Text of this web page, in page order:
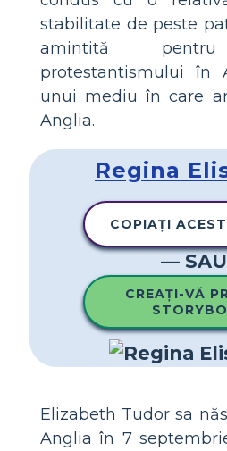
stabilitate de peste
amintită pentru
protestantismului în
unui mediu în care
Anglia.
Regina
COPIAȚI
—
CREAȚI-VĂ
Elizabeth Tudor sa
Anglia în 7